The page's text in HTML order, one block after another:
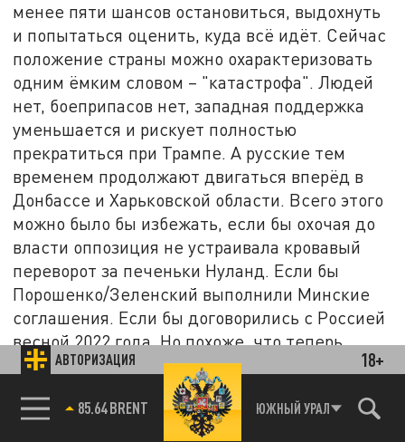
АВТОРИЗАЦИЯ 18+
85.64 BRENT ЮЖНЫЙ УРАЛ
менее пяти шансов остановиться, выдохнуть
и попытаться оценить, куда всё идёт. Сейчас
положение страны можно охарактеризовать
одним ёмким словом – "катастрофа". Людей
нет, боеприпасов нет, западная поддержка
уменьшается и рискует полностью
прекратиться при Трампе. А русские тем
временем продолжают двигаться вперёд в
Донбассе и Харьковской области. Всего этого
можно было бы избежать, если бы охочая до
власти оппозиция не устраивала кровавый
переворот за печеньки Нуланд. Если бы
Порошенко/Зеленский выполнили Минские
соглашения. Если бы договорились с Россией
весной 2022 года. Но похоже, что теперь
судьба Украины предопределена. И решать
её точно будут не в Киеве.
Читайте также: